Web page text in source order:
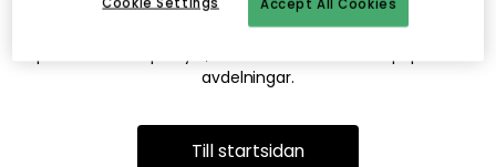
Detta kan bero på att sidan inte längre finns eller att den har
flyttats. Vi ber om ursäkt för besväret. I menyn ovan kan du
prova att söka på nytt, eller besöka en av våra populära
avdelningar.
Till startsidan
Accept All Cookies